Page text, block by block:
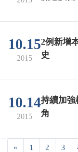
10.15
2015
2例新增
史
10.14
2015
持續加強
角
« 1 2 3